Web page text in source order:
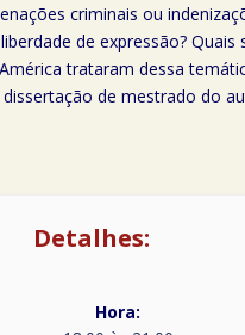
criminais ou
de expressão?
trataram dessa
de mestrado do
Detalhes:
Hora: